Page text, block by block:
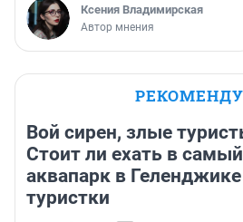
Ксения Владимирская
Автор мнения
Вой сирен, злые
Стоит ли ехать в
аквапарк в
туристки